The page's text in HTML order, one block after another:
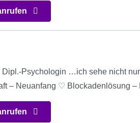
Dipl.-Psychologin …ich sehe nicht
– Neuanfang ♡ Blockadenlösung